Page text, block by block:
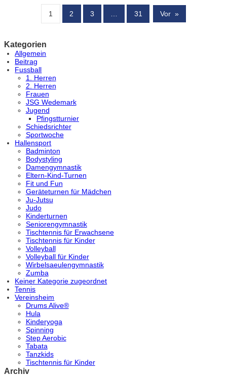
1 2 3 … 31 Vor »
Kategorien
Allgemein
Beitrag
Fussball
1. Herren
2. Herren
Frauen
JSG Wedemark
Jugend
Pfingstturnier
Schiedsrichter
Sportwoche
Hallensport
Badminton
Bodystyling
Damengymnastik
Eltern-Kind-Turnen
Fit und Fun
Geräteturnen für Mädchen
Ju-Jutsu
Judo
Kinderturnen
Seniorengymnastik
Tischtennis für Erwachsene
Tischtennis für Kinder
Volleyball
Volleyball für Kinder
Wirbelsaeulengymnastik
Zumba
Keiner Kategorie zugeordnet
Tennis
Vereinsheim
Drums Alive®
Hula
Kinderyoga
Spinning
Step Aerobic
Tabata
Tanzkids
Tischtennis für Kinder
Archiv